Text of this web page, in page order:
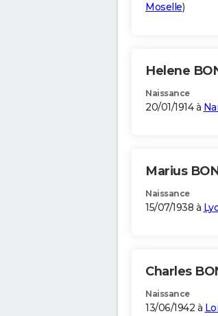
Moselle)
Helene
Naissance
20/01/1914 à
Marius
Naissance
15/07/1938 à
Charles
Naissance
13/06/1942 à